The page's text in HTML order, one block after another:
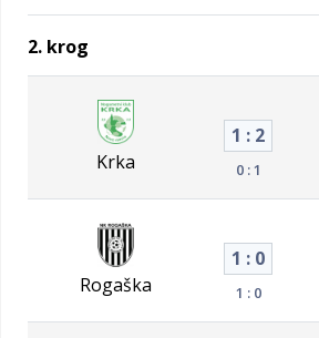
2. krog
Krka
1 : 2
0 : 1
Rogaška
1 : 0
1 : 0